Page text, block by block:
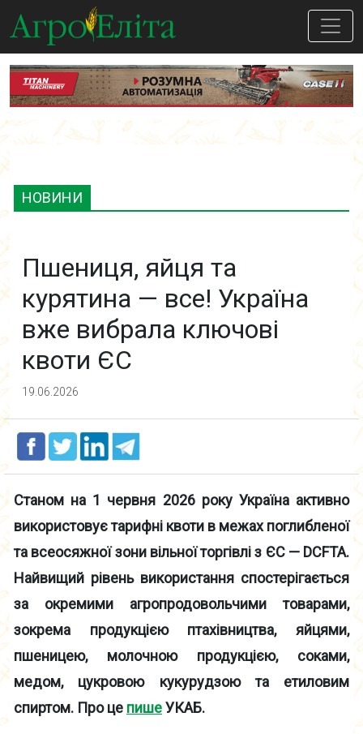
НОВИНИ
Пшениця, яйця та
курятина — все! Україна
вже вибрала ключові
квоти ЄС
19.06.2026
Станом на 1 червня 2026 року Україна активно
використовує тарифні квоти в межах поглибленої
та всеосяжної зони вільної торгівлі з ЄС — DCFTA.
Найвищий рівень використання спостерігається
за окремими агропродовольчими товарами,
зокрема продукцією птахівництва, яйцями,
пшеницею, молочною продукцією, соками,
медом, цукровою кукурудзою та етиловим
спиртом. Про це пишеУКАБ.